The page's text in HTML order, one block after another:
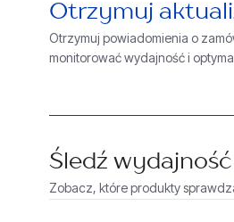
Otrzymuj
Otrzymuj powiadomienia o
monitorować wydajność i
Śledź wydajność
Zobacz, które produkty